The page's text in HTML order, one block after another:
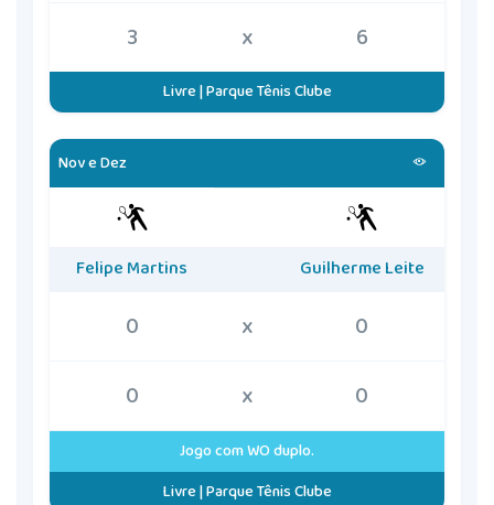
3
x 6
Livre | Parque Tênis Clube
Nov e Dez
Felipe Martins Guilherme Leite
0 x
0
0
x 0
Jogo com WO duplo.
Livre | Parque Tênis Clube